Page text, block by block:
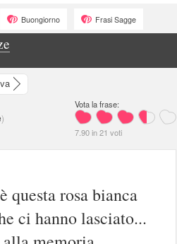
Buongiorno Frasi Sagge
)
Vota la frase:
7.90in21 voti
questa rosa bianca
ci hanno lasciato...